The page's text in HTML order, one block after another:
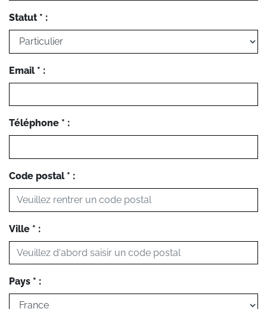
Statut * :
Email * :
Téléphone * :
Code postal * :
Ville * :
Pays * :